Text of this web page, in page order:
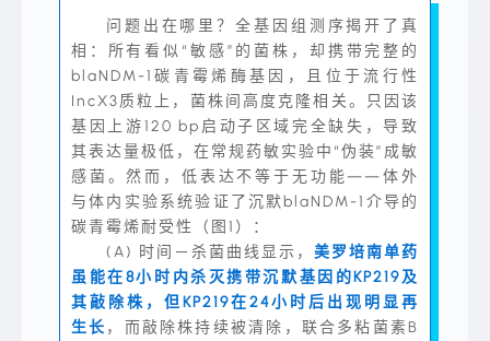
问题出在哪里？全基因组测序揭开了真
相：所有看似“敏感”的菌株，却携带完整的
blaNDM-1碳青霉烯酶基因，且位于流行性
IncX3质粒上，菌株间高度克隆相关。只因该
基因上游120 bp启动子区域完全缺失，导致
其表达量极低，在常规药敏实验中“伪装”成敏
感菌。然而，低表达不等于无功能——体外
与体内实验系统验证了沉默blaNDM-1介导的
碳青霉烯耐受性（图1）：
(A) 时间－杀菌曲线显示，美罗培南单药
虽能在8小时内杀灭携带沉默基因的KP219及
其敲除株，但KP219在24小时后出现明显再
生长 ，而敲除株持续被清除，联合多粘菌素B